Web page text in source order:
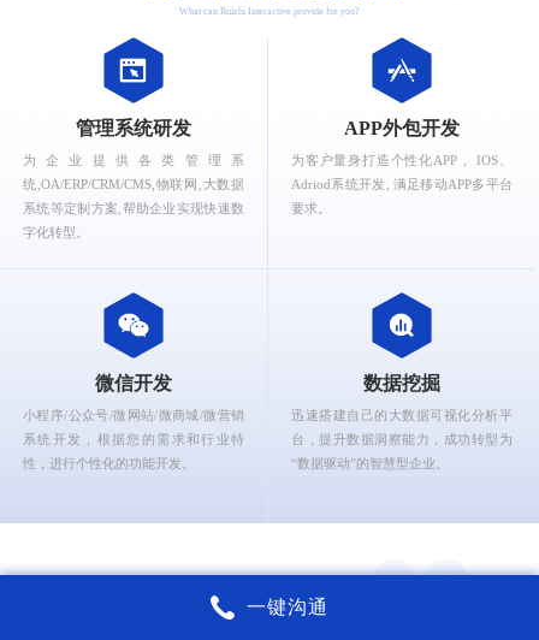
What can Ruizhi Interactive provide for you?
管理系统研发
为企业提供各类管理系
统,OA/ERP/CRM/CMS,物联网,大数据
系统等定制方案,帮助企业实现快速数
字化转型。
APP外包开发
为客户量身打造个性化APP， IOS、
Adriod系统开发, 满足移动APP多平台
要求。
微信开发
小程序/公众号/微网站/微商城/微营销
系统开发，根据您的需求和行业特
性，进行个性化的功能开发。
数据挖掘
迅速搭建自己的大数据可视化分析平
台，提升数据洞察能力，成功转型为
“数据驱动”的智慧型企业。
锐智互动核心能力
一键沟通